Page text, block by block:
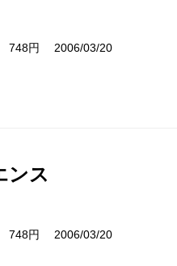
748円 2006/03/20
ンス
748円 2006/03/20